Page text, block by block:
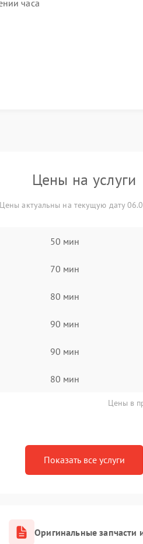
часа
Цены на услуги
Цены актуальны на текущую дату
50 мин
70 мин
80 мин
90 мин
90 мин
80 мин
Цены в
Показать все услуги
Оригинальные запчасти